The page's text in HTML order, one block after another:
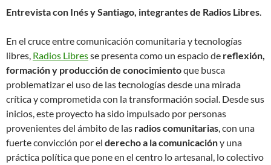
Entrevista con Inés y Santiago, integrantes de Radios Libres.
En el cruce entre comunicación comunitaria y tecnologías
libres, Radios Libresse presenta como un espacio de reflexión,
formación y producción de conocimientoque busca
problematizar el uso de las tecnologías desde una mirada
crítica y comprometida con la transformación social. Desde sus
inicios, este proyecto ha sido impulsado por personas
provenientes del ámbito de las radios comunitarias, con una
fuerte convicción por el derecho a la comunicacióny una
práctica política que pone en el centro lo artesanal, lo colectivo